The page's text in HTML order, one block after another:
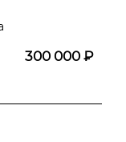
300 000 ₽